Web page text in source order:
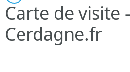
Carte de visite
Cerdagne.fr